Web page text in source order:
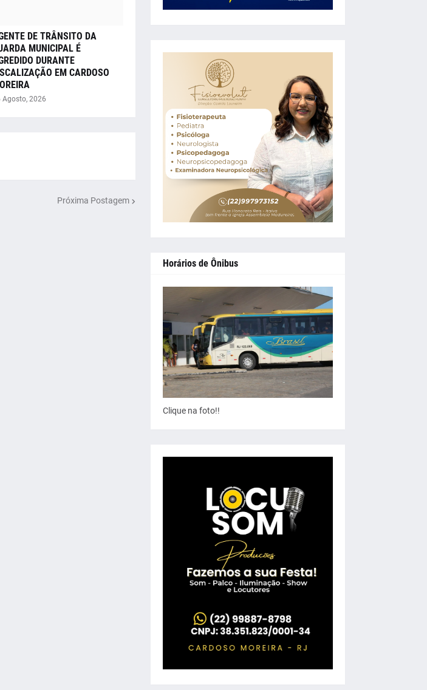
DE TRÂNSITO DA
MUNICIPAL É
DURANTE
EM CARDOSO
Agosto, 2026
Próxima Postagem
Horários de Ônibus
Clique na foto!!